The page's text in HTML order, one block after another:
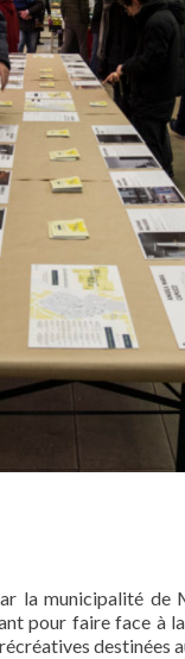
la municipalité de
pour faire face à
destinées